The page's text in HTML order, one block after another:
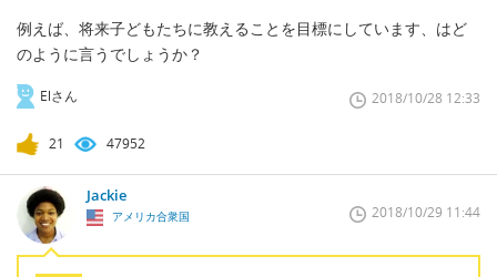
例えば、将来子どもたちに教えることを目標にしています、はど
のように言うでしょうか？
Elさん 2018/10/28 12:33
21 47952
Jackie
アメリカ合衆国 2018/10/29 11:44